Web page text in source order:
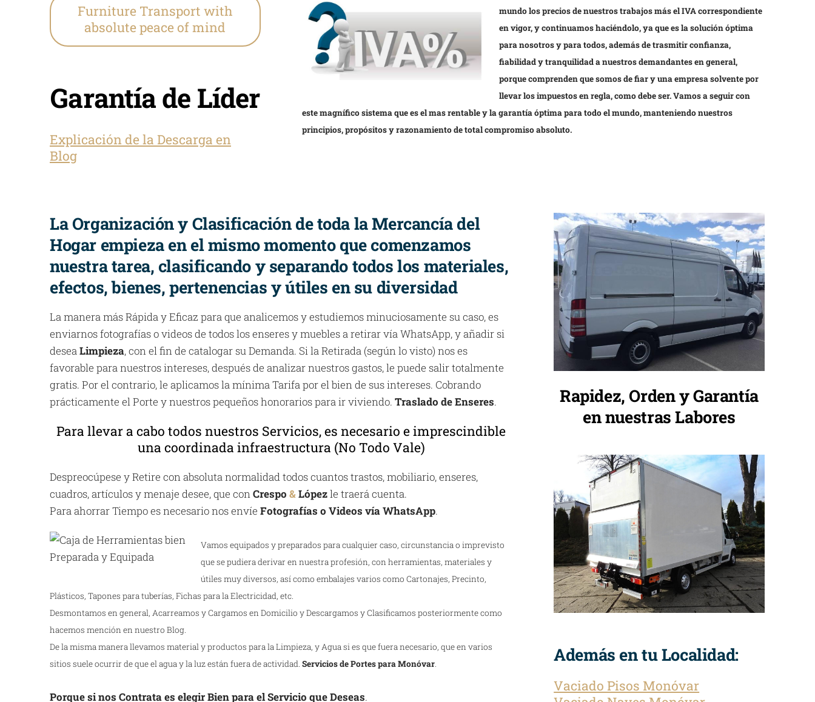
Furniture Transport with
absolute peace of mind
Garantía de Líder
Explicación de la Descarga en
Blog
mundo los precios de nuestros trabajos más el IVA correspondiente
en vigor, y continuamos haciéndolo, ya que es la solución óptima
para nosotros y para todos, además de trasmitir confianza,
fiabilidad y tranquilidad a nuestros demandantes en general,
porque comprenden que somos de fiar y una empresa solvente por
llevar los impuestos en regla, como debe ser. Vamos a seguir con
este magnífico sistema que es el mas rentable y la garantía óptima para todo el mundo, manteniendo nuestros
principios, propósitos y razonamiento de total compromiso absoluto.
La Organización y Clasificación de toda la Mercancía del
Hogar empieza en el mismo momento que comenzamos
nuestra tarea, clasificando y separando todos los materiales,
efectos, bienes, pertenencias y útiles en su diversidad
La manera más Rápida y Eficaz para que analicemos y estudiemos minuciosamente su caso, es
enviarnos fotografías o videos de todos los enseres y muebles a retirar vía WhatsApp, y añadir si
deseaLimpieza, con el fin de catalogar su Demanda. Si la Retirada (según lo visto) nos es
favorable para nuestros intereses, después de analizar nuestros gastos, le puede salir totalmente
gratis. Por el contrario, le aplicamos la mínima Tarifa por el bien de sus intereses. Cobrando
prácticamente el Porte y nuestros pequeños honorarios para ir viviendo. Traslado de Enseres.
Para llevar a cabo todos nuestros Servicios, es necesario e imprescindible
una coordinada infraestructura (No Todo Vale)
Despreocúpese y Retire con absoluta normalidad todos cuantos trastos, mobiliario, enseres,
cuadros, artículos y menaje desee, que conCrespo &Lópezle traerá cuenta.
Para ahorrar Tiempo es necesario nos envíe Fotografías o Videos vía WhatsApp.
Vamos equipados y preparados para cualquier caso, circunstancia o imprevisto
que se pudiera derivar en nuestra profesión, con herramientas, materiales y
útiles muy diversos, así como embalajes varios como Cartonajes, Precinto,
Plásticos, Tapones para tuberías, Fichas para la Electricidad, etc.
Desmontamos en general, Acarreamos y Cargamos en Domicilio y Descargamos y Clasificamos posteriormente como
hacemos mención en nuestro Blog.
De la misma manera llevamos material y productos para la Limpieza, y Agua si es que fuera necesario, que en varios
sitios suele ocurrir de que el agua y la luz están fuera de actividad. Servicios de Portes para Monóvar.
Porque si nos Contrata es elegir Bien para el Servicio que Deseas.
Rapidez, Orden y Garantía
en nuestras Labores
Además en tu Localidad:
Vaciado Pisos Monóvar